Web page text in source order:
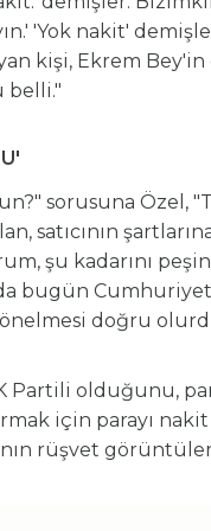
'Yok nakit'
kişi, Ekrem Bey'in
belli."
sorusuna Özel,
satıcının
şu kadarını
bugün
doğru
Partili olduğunu,
için parayı
rüşvet